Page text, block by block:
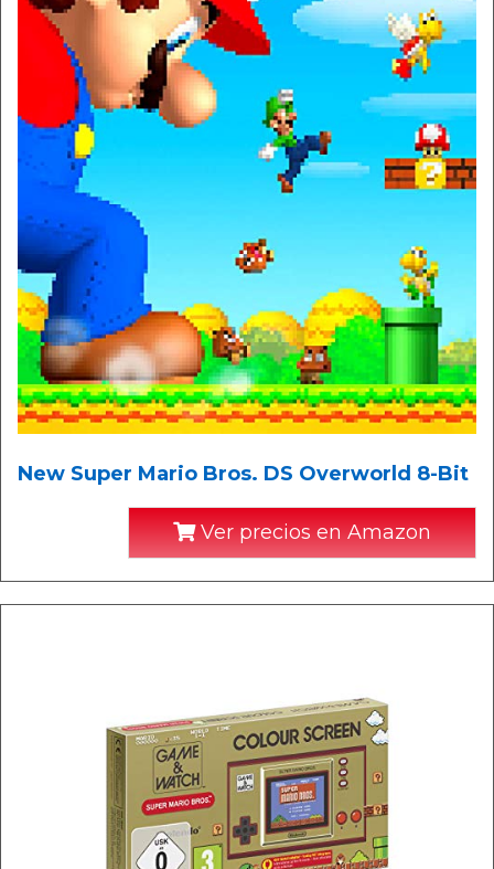
New Super Mario Bros. DS Overworld 8-Bit
Ver precios en Amazon